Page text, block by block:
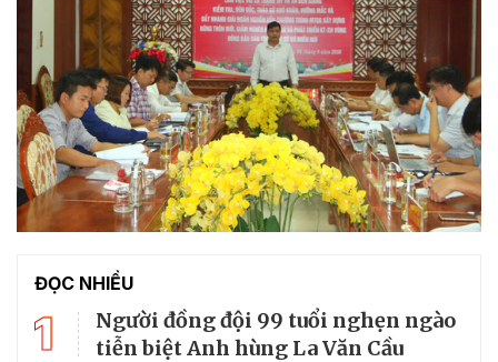
ĐỌC NHIỀU
1
Người đồng đội 99 tuổi nghẹn ngào
tiễn biệt Anh hùng La Văn Cầu